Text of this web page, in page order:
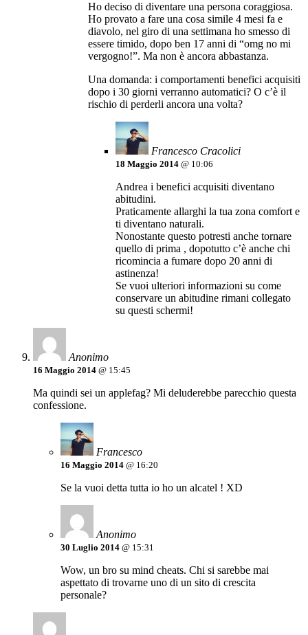
Ho deciso di diventare una persona coraggiosa.
Ho provato a fare una cosa simile 4 mesi fa e
diavolo, nel giro di una settimana ho smesso di
essere timido, dopo ben 17 anni di “omg no mi
vergogno!”. Ma non è ancora abbastanza.
Una domanda: i comportamenti benefici acquisiti
dopo i 30 giorni verranno automatici? O c’è il
rischio di perderli ancora una volta?
Francesco Cracolici
18 Maggio 2014 @ 10:06
Andrea i benefici acquisiti diventano
abitudini.
Praticamente allarghi la tua zona comfort e
ti diventano naturali.
Nonostante questo potresti anche tornare
quello di prima , dopotutto c’è anche chi
ricomincia a fumare dopo 20 anni di
astinenza!
Se vuoi ulteriori informazioni su come
conservare un abitudine rimani collegato
su questi schermi!
Anonimo
16 Maggio 2014 @ 15:45
Ma quindi sei un applefag? Mi deluderebbe parecchio questa
confessione.
Francesco
16 Maggio 2014 @ 16:20
Se la vuoi detta tutta io ho un alcatel ! XD
Anonimo
30 Luglio 2014 @ 15:31
Wow, un bro su mind cheats. Chi si sarebbe mai
aspettato di trovarne uno di un sito di crescita
personale?